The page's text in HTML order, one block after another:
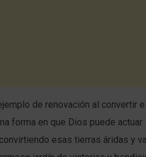
de renovación al convertir
forma en que Dios puede actuar
esas tierras áridas y